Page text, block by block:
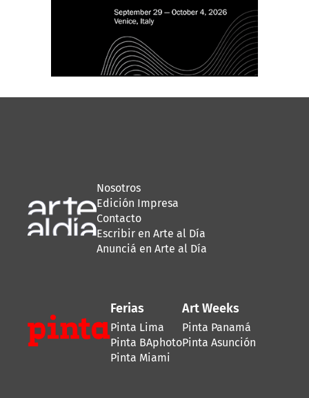
Nosotros
Edición Impresa
Contacto
Escribir en Arte al Día
Anunciá en Arte al Día
Ferias
Pinta Lima
Pinta BAphoto
Pinta Miami
Art Weeks
Pinta Panamá
Pinta Asunción